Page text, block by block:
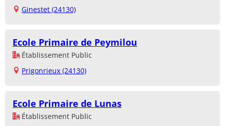
Ginestet (24130)
Ecole Primaire de Peymilou
Établissement Public
Prigonrieux (24130)
Ecole Primaire de Lunas
Établissement Public